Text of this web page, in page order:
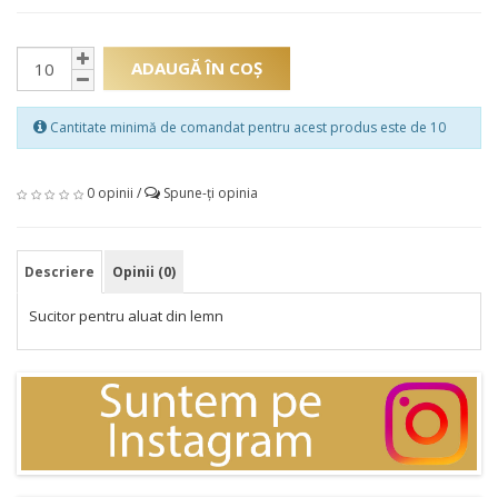
ADAUGĂ ÎN COŞ
Cantitate minimă de comandat pentru acest produs este de 10
0 opinii / Spune-ţi opinia
Descriere Opinii (0)
Sucitor pentru aluat din lemn